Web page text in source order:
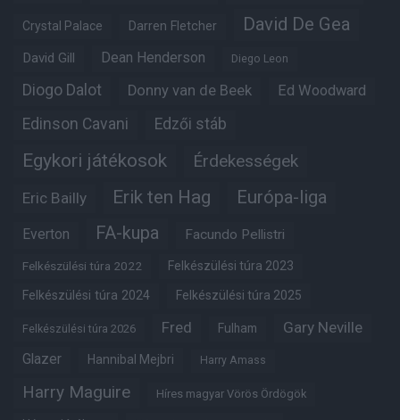
Crystal Palace Darren Fletcher David De Gea
David Gill Dean Henderson Diego Leon
Diogo Dalot Donny van de Beek Ed Woodward
Edinson Cavani Edzői stáb
Egykori játékosok Érdekességek
Eric Bailly Erik ten Hag Európa-liga
Everton FA-kupa Facundo Pellistri
Felkészülési túra 2022 Felkészülési túra 2023
Felkészülési túra 2024 Felkészülési túra 2025
Felkészülési túra 2026 Fred Fulham Gary Neville
Glazer Hannibal Mejbri Harry Amass
Harry Maguire Híres magyar Vörös Ördögök